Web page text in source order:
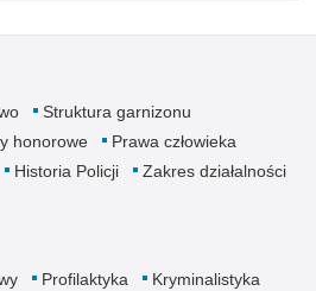
Struktura garnizonu
honorowe
Prawa człowieka
Historia Policji
Zakres działalności
Profilaktyka
Kryminalistyka